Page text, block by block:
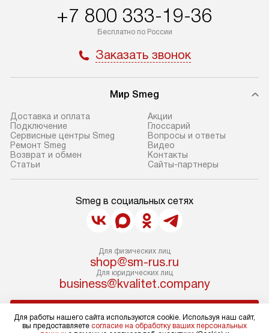
+7 800 333-19-36
Бесплатно по России
Заказать звонок
Мир Smeg
Доставка и оплата
Подключение
Сервисные центры Smeg
Ремонт Smeg
Возврат и обмен
Статьи
Акции
Глоссарий
Вопросы и ответы
Видео
Контакты
Сайты-партнеры
Smeg в социальных сетях
Для физических лиц
shop@sm-rus.ru
Для юридических лиц
business@kvalitet.company
Для работы нашего сайта используются cookie. Используя наш сайт,
вы предоставляете согласие на обработку ваших персональных